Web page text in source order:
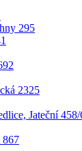
295
2325
Jateční 458/
867